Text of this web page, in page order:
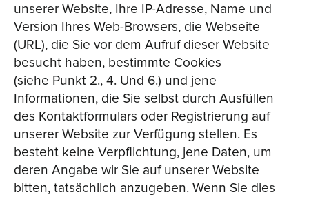
unserer Website, Ihre IP-Adresse, Name und
Version Ihres Web-Browsers, die Webseite
(URL), die Sie vor dem Aufruf dieser Website
besucht haben, bestimmte Cookies
(siehe Punkt 2., 4. Und 6.) und jene
Informationen, die Sie selbst durch Ausfüllen
des Kontaktformulars oder Registrierung auf
unserer Website zur Verfügung stellen. Es
besteht keine Verpflichtung, jene Daten, um
deren Angabe wir Sie auf unserer Website
bitten, tatsächlich anzugeben. Wenn Sie dies